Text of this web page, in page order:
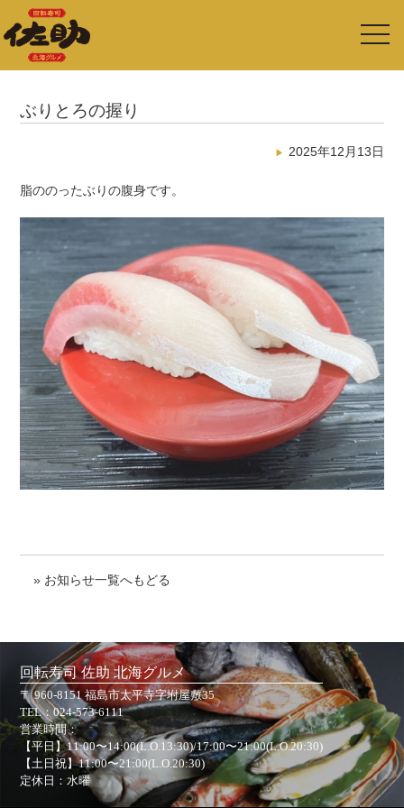
ぶりとろの握り
2025年12月13日
脂ののったぶりの腹身です。
» お知らせ一覧へもどる
回転寿司 佐助 北海グルメ
〒 960-8151 福島市太平寺字坿屋敷35
TEL：024-573-6111
営業時間：
【平日】11:00〜14:00(L.O.13:30)/17:00〜21:00(L.O.20:30)
【土日祝】11:00〜21:00(L.O.20:30)
定休日：水曜